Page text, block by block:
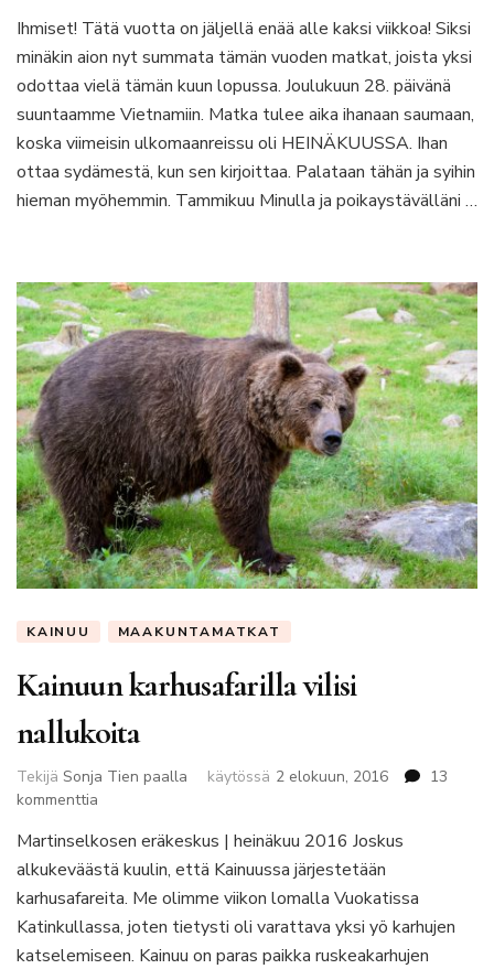
karhuja
ja
road
–
matkailuvuosi
2016
Ihmiset! Tätä vuotta on jäljellä enää alle kaksi viikkoa! Siksi
minäkin aion nyt summata tämän vuoden matkat, joista yksi
odottaa vielä tämän kuun lopussa. Joulukuun 28. päivänä
suuntaamme Vietnamiin. Matka tulee aika ihanaan saumaan,
koska viimeisin ulkomaanreissu oli HEINÄKUUSSA. Ihan
ottaa sydämestä, kun sen kirjoittaa. Palataan tähän ja syihin
hieman myöhemmin. Tammikuu Minulla ja poikaystävälläni …
KAINUU MAAKUNTAMATKAT
Kainuun karhusafarilla vilisi
nallukoita
Tekijä Sonja Tien paalla käytössä 2 elokuun, 2016
13
kommenttia
karhusafarilla
vilisi
nallukoita
Martinselkosen eräkeskus | heinäkuu 2016 Joskus
alkukeväästä kuulin, että Kainuussa järjestetään
karhusafareita. Me olimme viikon lomalla Vuokatissa
Katinkullassa, joten tietysti oli varattava yksi yö karhujen
katselemiseen. Kainuu on paras paikka ruskeakarhujen